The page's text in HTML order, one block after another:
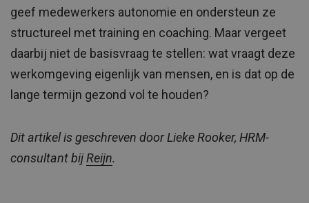
geef medewerkers autonomie en ondersteun ze
structureel met training en coaching. Maar vergeet
daarbij niet de basisvraag te stellen: wat vraagt deze
werkomgeving eigenlijk van mensen, en is dat op de
lange termijn gezond vol te houden?
Dit artikel is geschreven door Lieke Rooker, HRM-
consultant bijReijn.